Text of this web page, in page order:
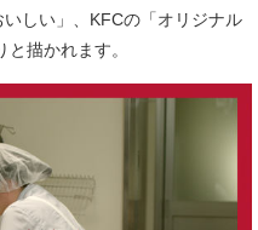
しい」、KFCの「オリジナル
描かれます。